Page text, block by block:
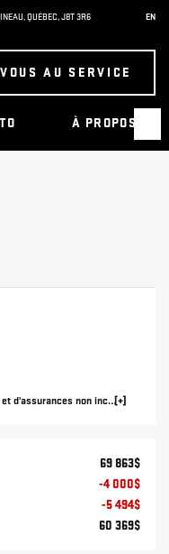
,QUÉBEC,J8T 3R6 EN
AU SERVICE
À PROPOS
TPS + TVQ, frais d'immatriculation et d'assurances non inclus.
69 863$
-4 000$
-5 494$
60 369$